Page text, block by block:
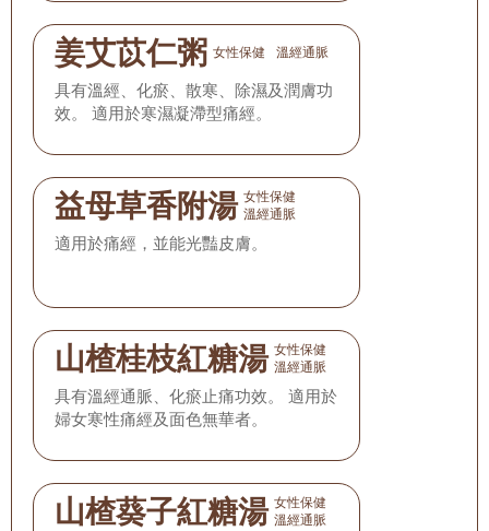
姜艾苡仁粥 女性保健 溫經通脈
具有溫經、化瘀、散寒、除濕及潤膚功
效。 適用於寒濕凝滯型痛經。
益母草香附湯 女性保健
溫經通脈
適用於痛經，並能光豔皮膚。
山楂桂枝紅糖湯 女性保健
溫經通脈
具有溫經通脈、化瘀止痛功效。 適用於
婦女寒性痛經及面色無華者。
山楂葵子紅糖湯 女性保健
溫經通脈